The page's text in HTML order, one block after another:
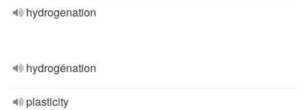
hydrogenation
hydrogénation
plasticity